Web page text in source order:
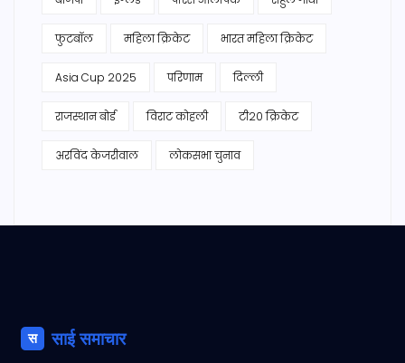
फुटबॉल महिला क्रिकेट भारत महिला क्रिकेट
Asia Cup 2025 परिणाम दिल्ली
राजस्थान बोर्ड विराट कोहली टी20 क्रिकेट
अरविंद केजरीवाल लोकसभा चुनाव